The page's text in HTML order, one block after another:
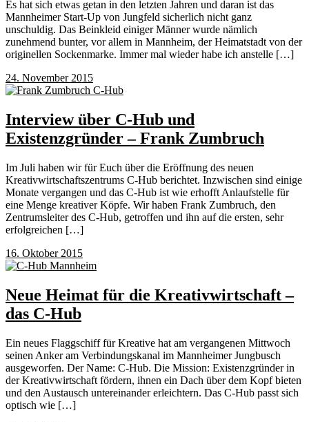
Es hat sich etwas getan in den letzten Jahren und daran ist das
Mannheimer Start-Up von Jungfeld sicherlich nicht ganz
unschuldig. Das Beinkleid einiger Männer wurde nämlich
zunehmend bunter, vor allem in Mannheim, der Heimatstadt von der
originellen Sockenmarke. Immer mal wieder habe ich anstelle […]
24. November 2015
Interview über C-Hub und
Existenzgründer – Frank Zumbruch
Im Juli haben wir für Euch über die Eröffnung des neuen
Kreativwirtschaftszentrums C-Hub berichtet. Inzwischen sind einige
Monate vergangen und das C-Hub ist wie erhofft Anlaufstelle für
eine Menge kreativer Köpfe. Wir haben Frank Zumbruch, den
Zentrumsleiter des C-Hub, getroffen und ihn auf die ersten, sehr
erfolgreichen […]
16. Oktober 2015
Neue Heimat für die Kreativwirtschaft –
das C-Hub
Ein neues Flaggschiff für Kreative hat am vergangenen Mittwoch
seinen Anker am Verbindungskanal im Mannheimer Jungbusch
ausgeworfen. Der Name: C-Hub. Die Mission: Existenzgründer in
der Kreativwirtschaft fördern, ihnen ein Dach über dem Kopf bieten
und den Austausch untereinander erleichtern. Das C-Hub passt sich
optisch wie […]